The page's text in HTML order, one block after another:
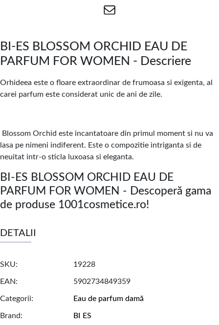
BI-ES BLOSSOM ORCHID EAU DE
PARFUM FOR WOMEN - Descriere
Orhideea este o floare extraordinar de frumoasa si exigenta, al
carei parfum este considerat unic de ani de zile.
Blossom Orchid este incantatoare din primul moment si nu va
lasa pe nimeni indiferent. Este o compozitie intriganta si de
neuitat intr-o sticla luxoasa si eleganta.
BI-ES BLOSSOM ORCHID EAU DE
PARFUM FOR WOMEN - Descoperă gama
de produse 1001cosmetice.ro!
DETALII
SKU 19228
EAN 5902734849359
Categorii Eau de parfum damă
Brand BI ES